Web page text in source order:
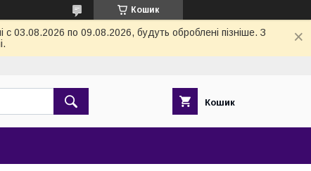
Кошик
03.08.2026 по 09.08.2026, будуть оброблені пізніше. З
Кошик